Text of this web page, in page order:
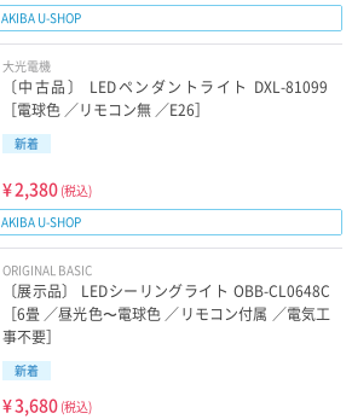
AKIBA U-SHOP
大光電機
〔中古品〕 LEDペンダントライト DXL-81099
［電球色 ／リモコン無 ／E26］
新着
¥2,380 (税込)
AKIBA U-SHOP
ORIGINAL BASIC
〔展示品〕 LEDシーリングライト OBB-CL0648C
［6畳 ／昼光色〜電球色 ／リモコン付属 ／電気工
事不要］
新着
¥3,680 (税込)